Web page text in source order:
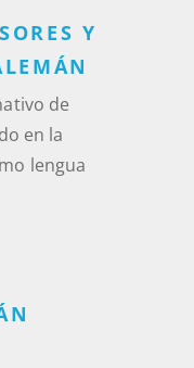
Y
de
en la
lengua